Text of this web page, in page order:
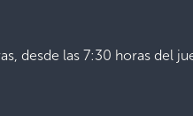
desde las 7:30 horas del